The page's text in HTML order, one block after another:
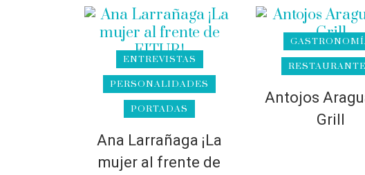
ENTREVISTAS
PERSONALIDADES
PORTADAS
Ana Larrañaga ¡La
mujer al frente de
Antojos
Grill